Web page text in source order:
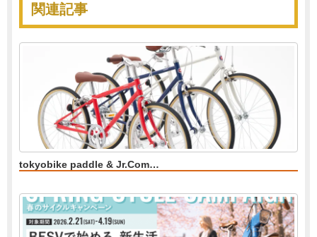
関連記事
tokyobike paddle & Jr.Com…